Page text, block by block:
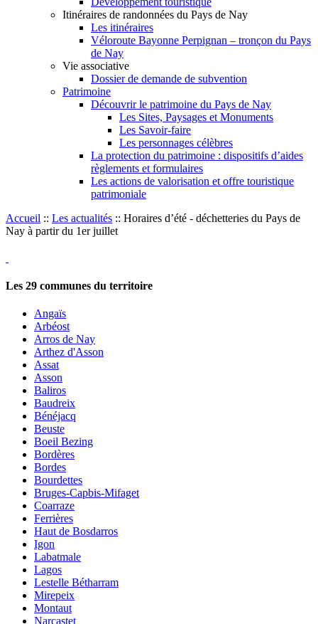
Itinéraires de randonnées du Pays de Nay
Les itinéraires
Véloroute Bayonne Perpignan – tronçon du Pays
de Nay
Vie associative
Dossier de demande de subvention
Patrimoine
Découvrir le patrimoine du Pays de Nay
Les Sites, Paysages et Monuments
Les Savoir-faire
Les personnages célèbres
La protection du patrimoine : dispositifs d’aides
règlements et formulaires
Les actions de valorisation et offre touristique
patrimoniale
Accueil :: Les actualités :: Horaires d’été - déchetteries du Pays de
Nay à partir du 1er juillet
Les 29 communes du territoire
Angaïs
Arbéost
Arros de Nay
Arthez d'Asson
Assat
Asson
Baliros
Baudreix
Bénéjacq
Beuste
Boeil Bezing
Bordères
Bordes
Bourdettes
Bruges-Capbis-Mifaget
Coarraze
Ferrières
Haut de Bosdarros
Igon
Labatmale
Lagos
Lestelle Bétharram
Mirepeix
Montaut
Narcastet